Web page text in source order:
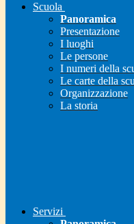
Scuola
Panoramica
Presentazione
I luoghi
Le persone
I numeri della
Le carte della
Organizzazione
La storia
Servizi